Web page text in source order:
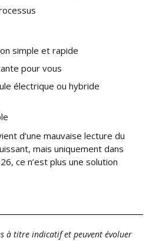
simple et rapide
pour vous
électrique ou hybride
d’une mauvaise lecture du
mais uniquement dans
ce n’est plus une solution
à titre indicatif et peuvent évoluer